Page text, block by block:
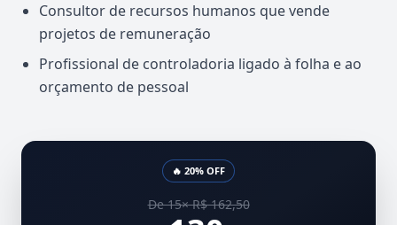
Consultor de recursos humanos que vende
projetos de remuneração
Profissional de controladoria ligado à folha e ao
orçamento de pessoal
🔥 20% OFF
De 15× R$ 162,50